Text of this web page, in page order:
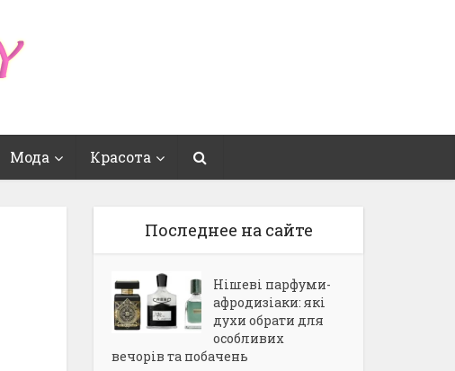
Мода Красота
Последнее на сайте
Нішеві парфуми-
афродизіаки: які
духи обрати для
особливих
вечорів та побачень